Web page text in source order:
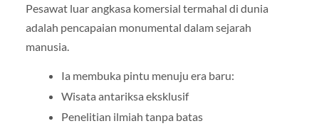
Pesawat luar angkasa komersial termahal di dunia
adalah pencapaian monumental dalam sejarah
manusia.
Ia membuka pintu menuju era baru:
Wisata antariksa eksklusif
Penelitian ilmiah tanpa batas